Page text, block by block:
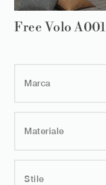
Marca
Materiale
Stile
Free Volo A001